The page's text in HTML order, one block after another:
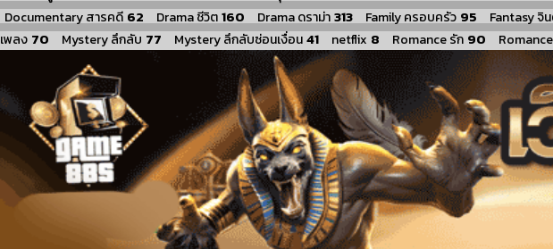
Documentary สารคดี 62 Drama ชีวิต160 Drama ดราม่า313 Family ครอบครัว 95 Fantasy จิ
เพลง 70 Mystery ลึกลับ 77 Mystery ลึกลับซ่อนเงื่อน41 netflix 8 Romance รัก 90